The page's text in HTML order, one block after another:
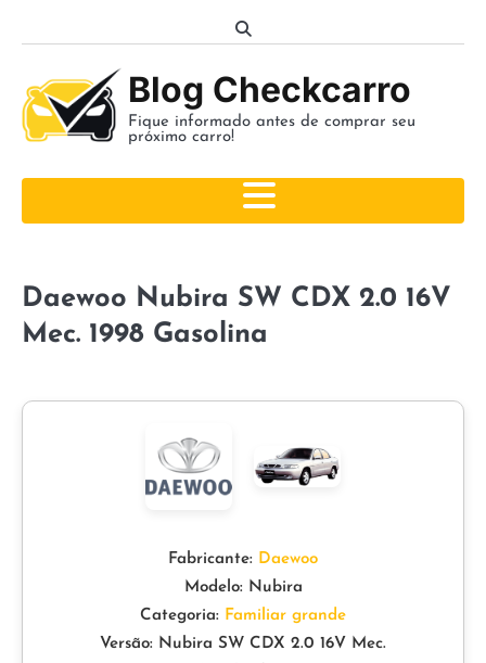
Blog Checkcarro
Fique informado antes de comprar seu
próximo carro!
Daewoo Nubira SW CDX 2.0 16V
Mec. 1998 Gasolina
Fabricante: Daewoo
Modelo: Nubira
Categoria: Familiar grande
Versão: Nubira SW CDX 2.0 16V Mec.